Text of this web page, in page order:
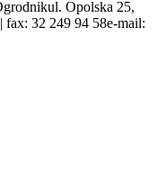
Opolska 25,
fax: 32 249 94 58e-mail: